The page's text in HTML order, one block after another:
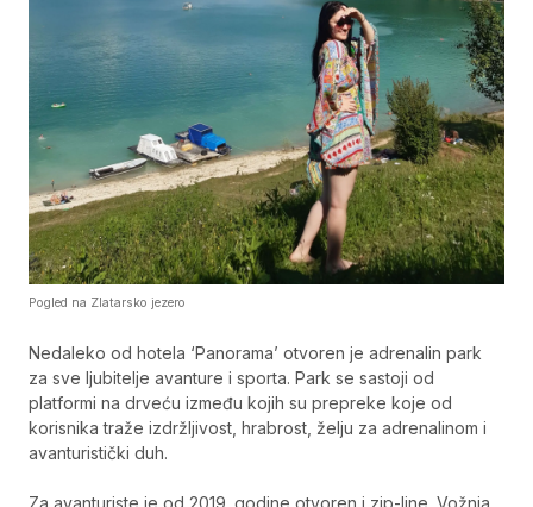
Pogled na Zlatarsko jezero
Nedaleko od hotela ‘Panorama’ otvoren je adrenalin park
za sve ljubitelje avanture i sporta. Park se sastoji od
platformi na drveću između kojih su prepreke koje od
korisnika traže izdržljivost, hrabrost, želju za adrenalinom i
avanturistički duh.
Za avanturiste je od 2019. godine otvoren i zip-line. Vožnja